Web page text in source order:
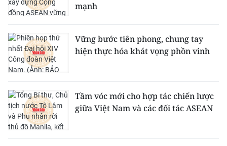
mạnh
Vững bước tiên phong, chung tay
hiện thực hóa khát vọng phồn vinh
Tầm vóc mới cho hợp tác chiến lược
giữa Việt Nam và các đối tác ASEAN